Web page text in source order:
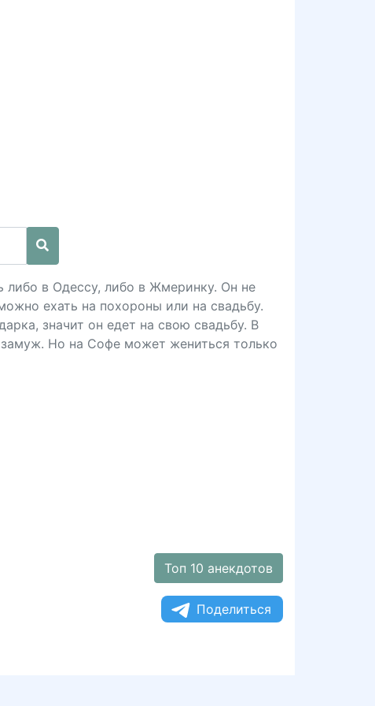
либо в Одессу, либо в Жмеринку. Он не
ехать на похороны или на свадьбу.
значит он едет на свою свадьбу. В
Но на Софе может жениться только
Топ 10 анекдотов
Поделиться